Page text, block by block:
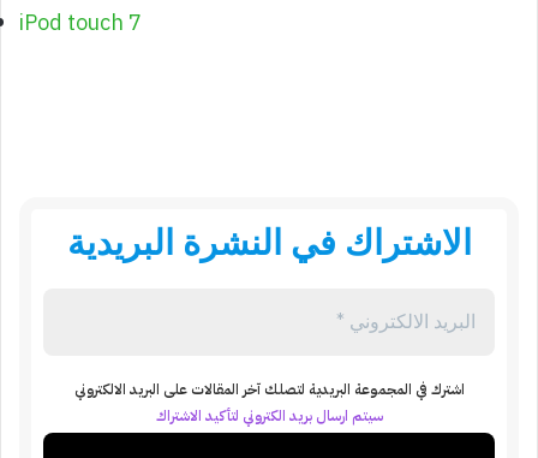
iPod touch 7
الاشتراك في النشرة البريدية
اشترك في المجموعة البريدية لتصلك آخر المقالات على البريد الالكتروني
سيتم ارسال بريد الكتروني لتأكيد الاشتراك